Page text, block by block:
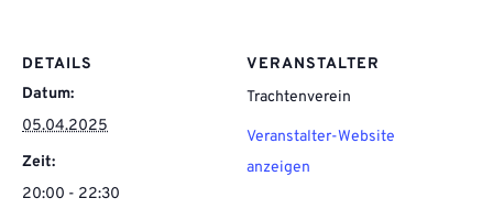
DETAILS
Datum:
05.04.2025
Zeit:
20:00 - 22:30
VERANSTALTER
Trachtenverein
Veranstalter-Website
anzeigen